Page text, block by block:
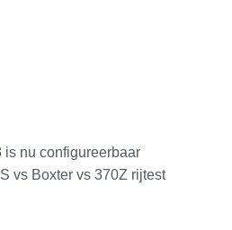
is nu configureerbaar
vs Boxter vs 370Z rijtest